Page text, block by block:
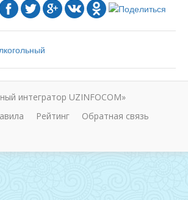
интегратор UZINFOCOM»
Рейтинг Обратная связь